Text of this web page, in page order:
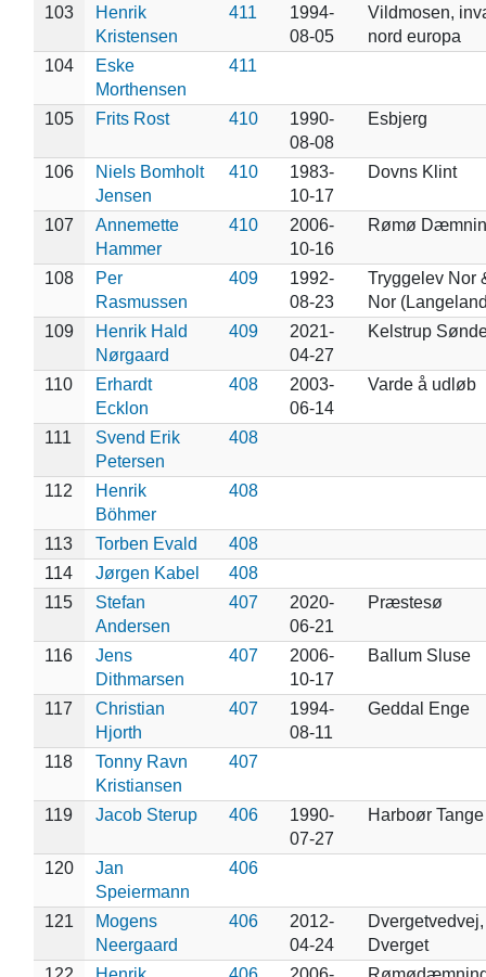
103
Henrik
Kristensen
411
1994-
08-05
Vildmosen,
nord europa
104
Eske
Morthensen
411
105 Frits Rost 410
1990-
08-08
Esbjerg
106
Niels Bomholt
Jensen
410
1983-
10-17
Dovns Klint
107
Annemette
Hammer
410
2006-
10-16
Rømø
108
Per
Rasmussen
409
1992-
08-23
Tryggelev Nor
Nor
109
Henrik Hald
Nørgaard
409
2021-
04-27
Kelstrup
110
Erhardt
Ecklon
408
2003-
06-14
Varde å udløb
111
Svend Erik
Petersen
408
112
Henrik
Böhmer
408
113 Torben Evald
408
114
Jørgen Kabel
408
115
Stefan
Andersen
407
2020-
06-21
Præstesø
116
Jens
Dithmarsen
407
2006-
10-17
Ballum Sluse
117
Christian
Hjorth
407
1994-
08-11
Geddal Enge
118
Tonny Ravn
Kristiansen
407
119 Jacob Sterup 406
1990-
07-27
Harboør Tange
120
Jan
Speiermann
406
121
Mogens
Neergaard
406
2012-
04-24
Dvergetvedvej,
Dverget